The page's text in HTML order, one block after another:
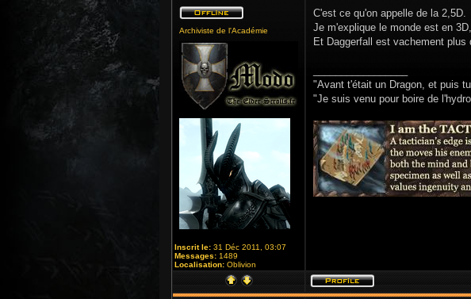
Archiviste de l'Académie
Inscrit le: 31 Déc 2011, 03:07
Messages: 1489
Localisation: Oblivion
C'est ce qu'on appelle de la 2,5D.
Je m'explique le monde est en
Et Daggerfall est vachement plus
"Avant t'était un Dragon, et puis
"Je suis venu pour boire de